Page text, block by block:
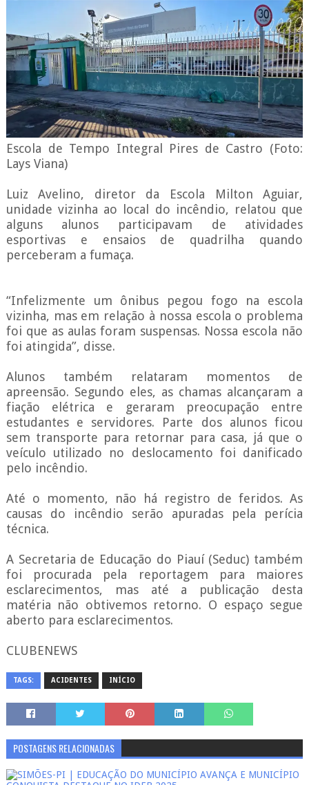
Escola de Tempo Integral Pires de Castro (Foto:
Lays Viana)
Luiz Avelino, diretor da Escola Milton Aguiar,
unidade vizinha ao local do incêndio, relatou que
alguns alunos participavam de atividades
esportivas e ensaios de quadrilha quando
perceberam a fumaça.
“Infelizmente um ônibus pegou fogo na escola
vizinha, mas em relação à nossa escola o problema
foi que as aulas foram suspensas. Nossa escola não
foi atingida”, disse.
Alunos também relataram momentos de
apreensão. Segundo eles, as chamas alcançaram a
fiação elétrica e geraram preocupação entre
estudantes e servidores. Parte dos alunos ficou
sem transporte para retornar para casa, já que o
veículo utilizado no deslocamento foi danificado
pelo incêndio.
Até o momento, não há registro de feridos. As
causas do incêndio serão apuradas pela perícia
técnica.
A Secretaria de Educação do Piauí (Seduc) também
foi procurada pela reportagem para maiores
esclarecimentos, mas até a publicação desta
matéria não obtivemos retorno. O espaço segue
aberto para esclarecimentos.
CLUBENEWS
TAGS: ACIDENTES INÍCIO
POSTAGENS RELACIONADAS